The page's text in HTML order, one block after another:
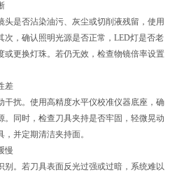
是否沾染油污、灰尘或切削液残留，使用
次，确认照明光源是否正常，LED灯是否老
或更换灯珠。若仍无效，检查物镜倍率设置
差
扰。使用高精度水平仪校准仪器底座，确
同时，检查刀具夹持是否牢固，轻微晃动
并定期清洁夹持面。
慢
。若刀具表面反光过强或过暗，系统难以